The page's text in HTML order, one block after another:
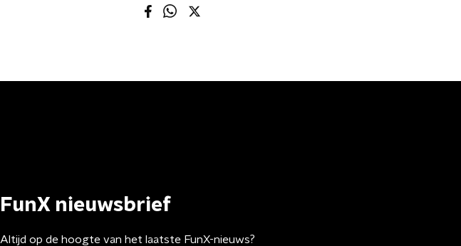
FunX nieuwsbrief
Altijd op de hoogte van het laatste FunX-nieuws?